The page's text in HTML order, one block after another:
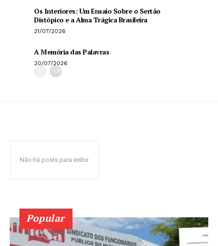
Os Interiores: Um Ensaio Sobre o Sertão
Distópico e a Alma Trágica Brasileira
21/07/2026
A Memória das Palavras
20/07/2026
Não há posts para exibir
Popular